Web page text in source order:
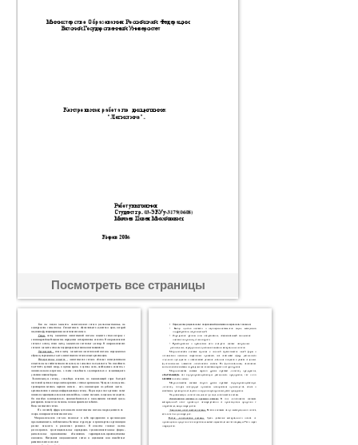
Посмотреть все страницы